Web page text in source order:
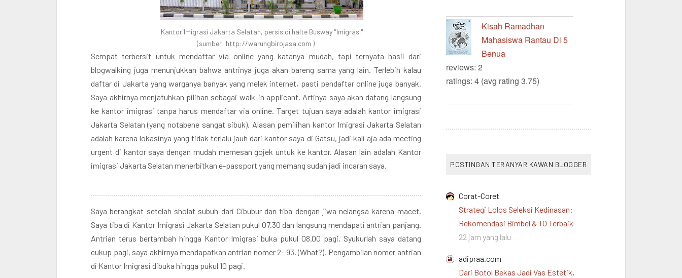
Kantor Imigrasi Jakarta Selatan, persis di halte Busway "Imigrasi"
(sumber: http://warungbirojasa.com )
Sempat terbersit untuk mendaftar via online yang katanya mudah, tapi ternyata hasil dari
blogwalking juga menunjukkan bahwa antrinya juga akan bareng sama yang lain. Terlebih kalau
daftar di Jakarta yang warganya banyak yang melek internet, pasti pendaftar online juga banyak.
Saya akhirnya menjatuhkan pilihan sebagai walk-in applicant. Artinya saya akan datang langsung
ke kantor imigrasi tanpa harus mendaftar via online. Target tujuan saya adalah kantor imigrasi
Jakarta Selatan (yang notabene sangat sibuk). Alasan pemilihan kantor Imigrasi Jakarta Selatan
adalah karena lokasinya yang tidak terlalu jauh dari kantor saya di Gatsu, jadi kali aja ada meeting
urgent di kantor saya dengan mudah memesan gojek untuk ke kantor. Alasan lain adalah Kantor
imigrasi Jakarta Selatan menerbitkan e-passport yang memang sudah jadi incaran saya.
Saya berangkat setelah sholat subuh dari Cibubur dan tiba dengan jiwa nelangsa karena macet.
Saya tiba di Kantor Imigrasi Jakarta Selatan pukul 07.30 dan langsung mendapati antrian panjang.
Antrian terus bertambah hingga Kantor Imigrasi buka pukul 08.00 pagi. Syukurlah saya datang
cukup pagi, saya akhirnya mendapatkan antrian nomer 2- 93. (What?). Pengambilan nomer antrian
di Kantor Imigrasi dibuka hingga pukul 10 pagi.
Kisah Ramadhan
Mahasiswa Rantau Di 5
Benua
reviews: 2
ratings: 4 (avg rating 3.75)
POSTINGAN TERANYAR KAWAN BLOGGER
Corat-Coret
Strategi Lolos Seleksi Kedinasan:
Rekomendasi Bimbel & TO Terbaik
22 jam yang lalu
adipraa.com
Dari Botol Bekas Jadi Vas Estetik,